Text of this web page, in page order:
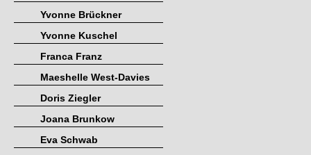
Yvonne Brückner
Yvonne Kuschel
Franca Franz
Maeshelle West-Davies
Doris Ziegler
Joana Brunkow
Eva Schwab